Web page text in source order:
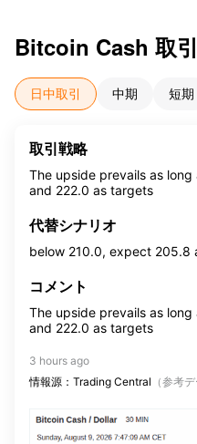
Bitcoin Cash 取
日中取引 中期 短期
取引戦略
The upside prevails as
and 222.0 as targets
代替シナリオ
below 210.0, expect 205.8
コメント
The upside prevails as
and 222.0 as targets
3 hours ago
情報源：Trading Central （参考デ